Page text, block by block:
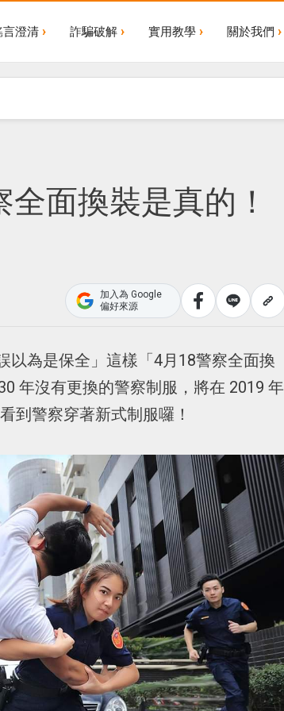
言澄清 詐騙破解 實用教學 關於我們
全面換裝是真的！
加入為 Google
偏好來源
以為是保全」這樣「4月18警察全面換
年沒有更換的警察制服，將在 2019 年
到警察穿著新式制服囉！